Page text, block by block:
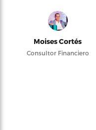
Moises Cortés
Consultor Financiero